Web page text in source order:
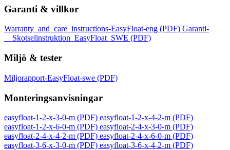
Garanti & villkor
Warranty_and_care_instructions-EasyFloat-eng (PDF) Garanti-
__Skotselinstruktion_EasyFloat_SWE (PDF)
Miljö & tester
Miljorapport-EasyFloat-swe (PDF)
Monteringsanvisningar
easyfloat-1-2-x-3-0-m (PDF) easyfloat-1-2-x-4-2-m (PDF)
easyfloat-1-2-x-6-0-m (PDF) easyfloat-2-4-x-3-0-m (PDF)
easyfloat-2-4-x-4-2-m (PDF) easyfloat-2-4-x-6-0-m (PDF)
easyfloat-3-6-x-3-0-m (PDF) easyfloat-3-6-x-4-2-m (PDF)